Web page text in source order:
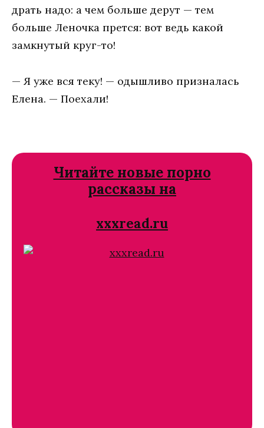
драть надо: а чем больше дерут — тем
больше Леночка прется: вот ведь какой
замкнутый круг-то!
— Я уже вся теку! — одышливо призналась
Елена. — Поехали!
Читайте новые порно
рассказы на
xxxread.ru